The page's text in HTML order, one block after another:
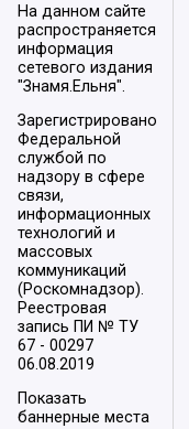
На данном сайте
распространяется
информация
сетевого издания
"Знамя.Ельня".
Зарегистрировано
Федеральной
службой по
надзору в сфере
связи,
информационных
технологий и
массовых
коммуникаций
(Роскомнадзор).
Реестровая
запись ПИ № ТУ
67 - 00297
06.08.2019
Показать
баннерные места